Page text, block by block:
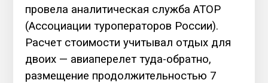
провела аналитическая служба АТОР
(Ассоциации туроператоров России).
Расчет стоимости учитывал отдых для
двоих — авиаперелет туда-обратно,
размещение продолжительностью 7